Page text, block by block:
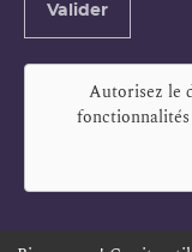
Valider
Autorisez le
fonctionnalités